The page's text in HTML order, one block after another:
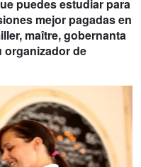
puedes estudiar para
mejor pagadas en
maître, gobernanta
organizador de